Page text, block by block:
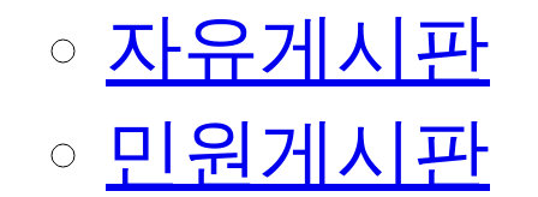
자유게시판
민원게시판